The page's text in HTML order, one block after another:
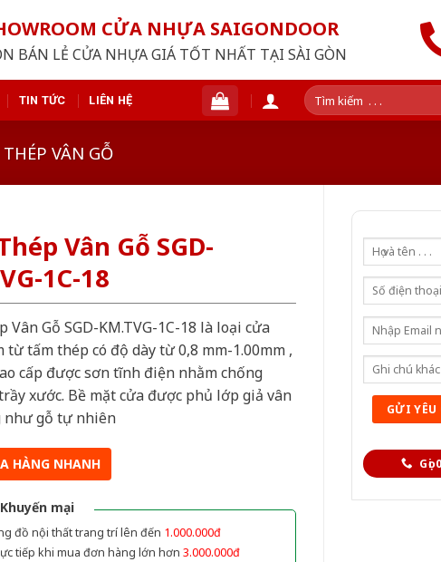
CỬA NHỰA SAIGONDOOR
BÁN LẺ CỬA NHỰA GIÁ TỐT NHẤT TẠI SÀI GÒN
TIN TỨC LIÊN HỆ
Tìm
kiếm:
VÂN GỖ
Gọi
Vân Gỗ SGD-
1C-18
Vân Gỗ SGD-KM.TVG-1C-18 là loại cửa
từ tấm thép có độ dày từ 0,8 mm-1.00mm ,
cấp được sơn tĩnh điện nhằm chống
xước. Bề mặt cửa được phủ lớp giả vân
như gỗ tự nhiên
HÀNG NHANH
Khuyến mại
đồ nội thất trang trí lên đến 1.000.000đ
tiếp khi mua đơn hàng lớn hơn 3.000.000đ